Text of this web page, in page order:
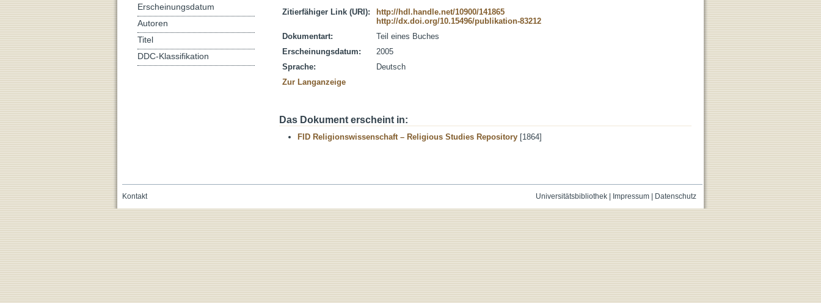
Zitierfähiger Link (URI):
http://hdl.handle.net/10900/141865
http://dx.doi.org/10.15496/publikation-83212
Dokumentart:
Teil eines Buches
Erscheinungsdatum:
2005
Sprache:
Deutsch
Zur Langanzeige
Das Dokument erscheint in:
FID Religionswissenschaft – Religious Studies Repository [1864]
Erscheinungsdatum
Autoren
Titel
DDC-Klassifikation
Universitätsbibliothek| Impressum| Datenschutz
Kontakt